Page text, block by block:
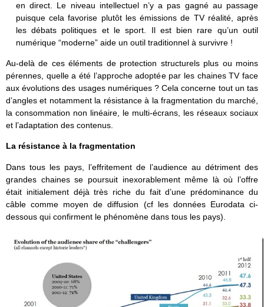
en direct. Le niveau intellectuel n’y a pas gagné au passage
puisque cela favorise plutôt les émissions de TV réalité, après
les débats politiques et le sport. Il est bien rare qu’un outil
numérique “moderne” aide un outil traditionnel à survivre !
Au-delà de ces éléments de protection structurels plus ou moins
pérennes, quelle a été l’approche adoptée par les chaines TV face
aux évolutions des usages numériques ? Cela concerne tout un tas
d’angles et notamment la résistance à la fragmentation du marché,
la consommation non linéaire, le multi-écrans, les réseaux sociaux
et l’adaptation des contenus.
La résistance à la fragmentation
Dans tous les pays, l’effritement de l’audience au détriment des
grandes chaines se poursuit inexorablement même là où l’offre
était initialement déjà très riche du fait d’une prédominance du
câble comme moyen de diffusion (cf les données Eurodata ci-
dessous qui confirment le phénomène dans tous les pays).